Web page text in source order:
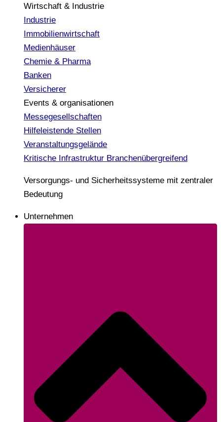
Wirtschaft & Industrie
Industrie
Immobilienwirtschaft
Medienhäuser
Chemie & Pharma
Banken
Versicherer
Events & organisationen
Messegesellschaften
Hilfeleistende Stellen
Veranstaltungsgelände
Kritische Infrastruktur Branchenübergreifend
Versorgungs- und Sicherheitssysteme mit zentraler
Bedeutung
Unternehmen